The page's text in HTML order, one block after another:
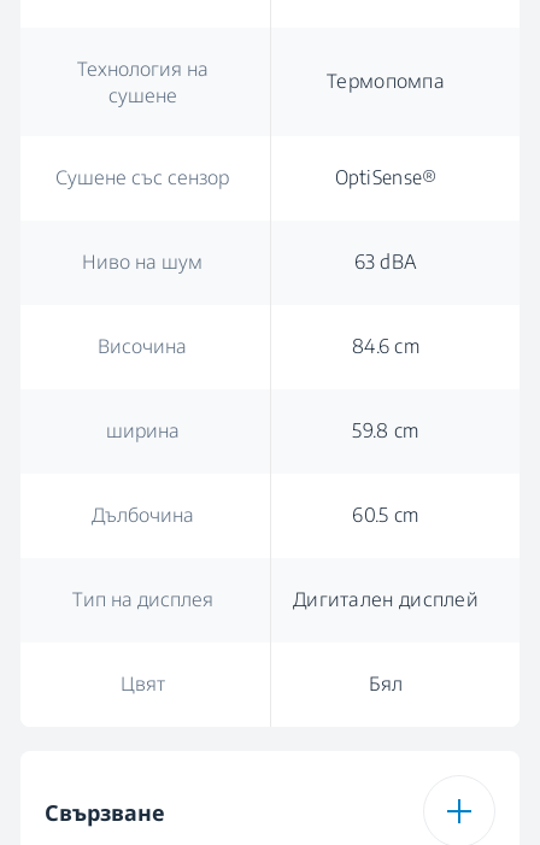
Технология на
сушене
Термопомпа
Сушене със сензор OptiSense®
Ниво на шум 63 dBA
Височина 84.6 cm
ширина 59.8 cm
Дълбочина 60.5 cm
Тип на дисплея Дигитален дисплей
Цвят Бял
Свързване